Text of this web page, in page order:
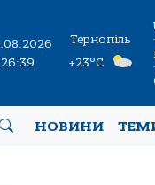
Тернопіль
+23°C
НОВИНИ